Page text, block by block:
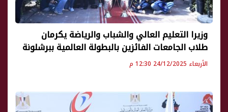
وزيرا التعليم العالي والشباب والرياضة يكرمان
طلاب الجامعات الفائزين بالبطولة العالمية ببرشلونة
الأربعاء 24/12/2025 12:30 م